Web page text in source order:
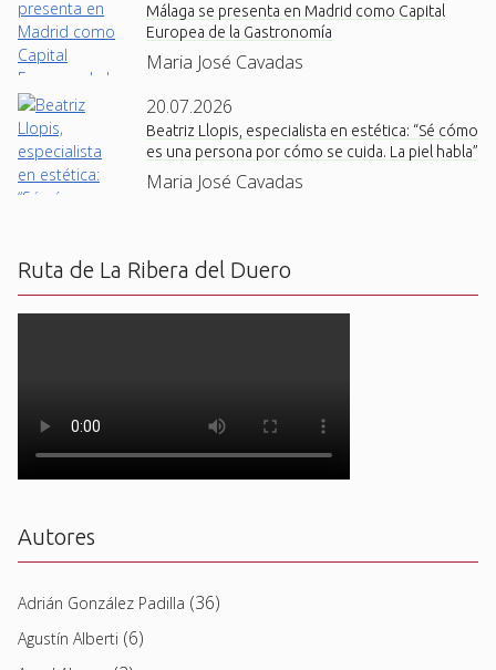
Málaga se presenta en Madrid como Capital
Europea de la Gastronomía
Maria José Cavadas
20.07.2026
Beatriz Llopis, especialista en estética: “Sé cómo
es una persona por cómo se cuida. La piel habla”
Maria José Cavadas
Ruta de La Ribera del Duero
Autores
Adrián González Padilla (36)
Agustín Alberti (6)